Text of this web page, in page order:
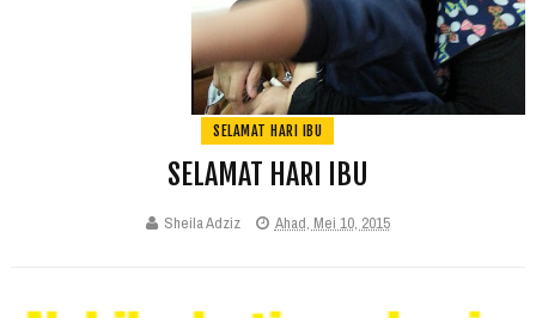
SELAMAT HARI IBU
SELAMAT HARI IBU
Sheila Adziz Ahad, Mei 10, 2015